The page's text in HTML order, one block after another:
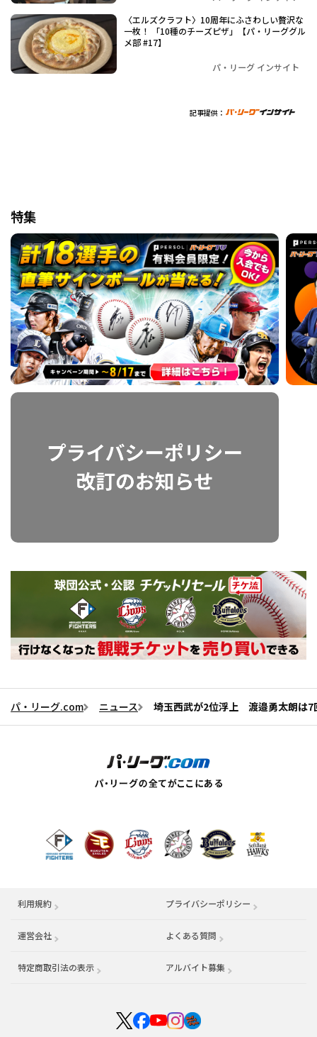
〈エルズクラフト〉10周年にふさわしい贅沢な
一枚！ 「10種のチーズピザ」【パ・リーググル
メ部 #17】
パ・リーグ インサイト
記事提供：
特集
パ・リーグ.com ニュース 埼玉西武が2位浮上 渡邉勇太朗は7
利用規約 プライバシーポリシー
運営会社 （別ウィンドウで開く） よくある質問
特定商取引法の表示 アルバイト募集 （別ウィンドウで開く